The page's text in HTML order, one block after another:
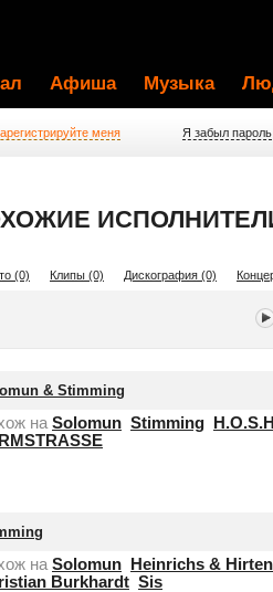
Афиша Музыка
меня Я забыл пароль
(0) Клипы (0) Дискография (0)
& Stimming
на Solomun Stimming
на Solomun
Heinrichs &
Burkhardt Sis